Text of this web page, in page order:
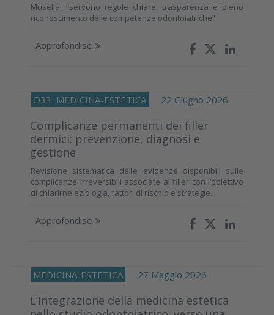
Musella: “servono regole chiare, trasparenza e pieno
riconoscimento delle competenze odontoiatriche”
Approfondisci
O33 MEDICINA-ESTETICA 22 Giugno 2026
Complicanze permanenti dei filler
dermici: prevenzione, diagnosi e
gestione
Revisione sistematica delle evidenze disponibili sulle
complicanze irreversibili associate ai filler con l’obiettivo
di chiarirne eziologia, fattori di rischio e strategie...
Approfondisci
MEDICINA-ESTETICA 27 Maggio 2026
L’Integrazione della medicina estetica